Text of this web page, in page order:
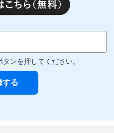
ンを押してください。